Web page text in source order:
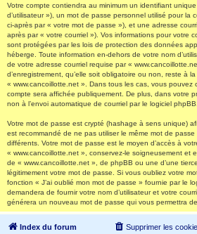
Votre compte contiendra au minimum un identifiant
d’utilisateur »), un mot de passe personnel utilisé pour la
ci-après par « votre mot de passe »), et une adresse
après par « votre courriel »). Vos informations pour votre
sont protégées par les lois de protection des données
héberge. Toute information en-dehors de votre nom
de votre adresse courriel requise par «
d’enregistrement, qu’elle soit obligatoire ou non, reste à
« www.cancoillotte.net ». Dans tous les cas, vous pouvez
compte sera affichée publiquement. De plus, dans votre
non à l’envoi automatique de courriel par le logiciel phpBB.
Votre mot de passe est crypté (hashage à sens unique)
est recommandé de ne pas utiliser le même mot de
différents. Votre mot de passe est le moyen d’accès à
« www.cancoillotte.net », conservez-le soigneusement et
de « www.cancoillotte.net », de phpBB ou une d’une
légitimement votre mot de passe. Si vous oubliez votre
fonction « J’ai oublié mon mot de passe » fournie par le
demandera de fournir votre nom d’utilisateur et votre
générera un nouveau mot de passe qui vous permettra
Index du forum Supprimer les